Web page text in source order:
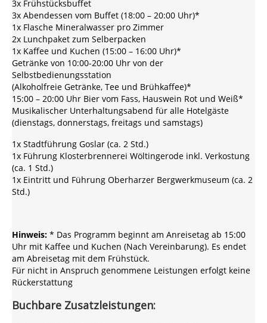
3x Frühstücksbuffet
3x Abendessen vom Buffet (18:00 – 20:00 Uhr)*
1x Flasche Mineralwasser pro Zimmer
2x Lunchpaket zum Selberpacken
1x Kaffee und Kuchen (15:00 – 16:00 Uhr)*
Getränke von 10:00-20:00 Uhr von der
Selbstbedienungsstation
(Alkoholfreie Getränke, Tee und Brühkaffee)*
15:00 – 20:00 Uhr Bier vom Fass, Hauswein Rot und Weiß*
Musikalischer Unterhaltungsabend für alle Hotelgäste
(dienstags, donnerstags, freitags und samstags)
1x Stadtführung Goslar (ca. 2 Std.)
1x Führung Klosterbrennerei Wöltingerode inkl. Verkostung
(ca. 1 Std.)
1x Eintritt und Führung Oberharzer Bergwerkmuseum (ca. 2
Std.)
Hinweis: * Das Programm beginnt am Anreisetag ab 15:00
Uhr mit Kaffee und Kuchen (Nach Vereinbarung). Es endet
am Abreisetag mit dem Frühstück.
Für nicht in Anspruch genommene Leistungen erfolgt keine
Rückerstattung
Buchbare Zusatzleistungen: